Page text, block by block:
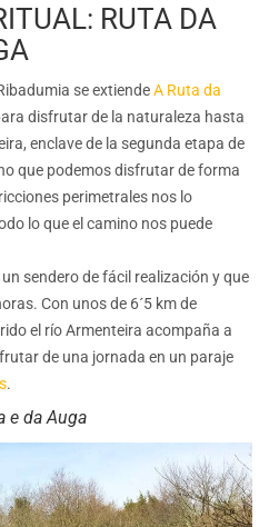
RUTA DA
se extiendeA Ruta da
disfrutar de la naturaleza hasta
enclave de la segunda etapa de
que podemos disfrutar de forma
perimetrales nos lo
lo que el camino nos puede
un sendero de fácil realización y que
Con unos de 6´5 km de
el río Armenteira acompaña a
de una jornada en un paraje
.
e da Auga